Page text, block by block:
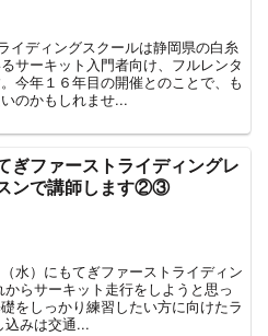
イディングスクールは静岡県の白糸
サーキット入門者向け、フルレンタ
今年１６年目の開催とのことで、も
のかもしれませ...
ぎファーストライディングレ
ンで講師します②③
水）にもてぎファーストライディン
らサーキット走行をしようと思っ
をしっかり練習したい方に向けたラ
込みは交通...